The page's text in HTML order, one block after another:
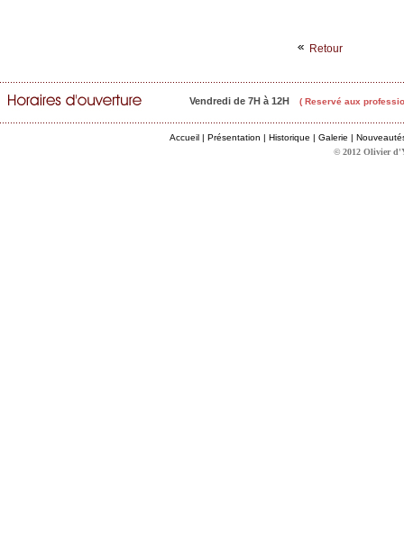
Retour
Vendredi de 7H à 12H ( Reservé aux
Accueil | Présentation | Historique | Galerie |
© 2012 Olivier